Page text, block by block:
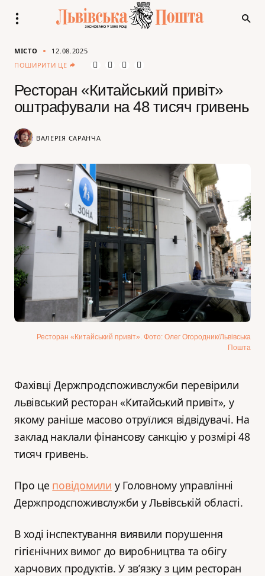
МІСТО
12.08.2025
ПОШИРИТИ ЦЕ
Ресторан «Китайський привіт»
оштрафували на 48 тисяч гривень
ВАЛЕРІЯ САРАНЧА
Ресторан «Китайський привіт». Фото: Олег Огородник/Львівська
Пошта
Фахівці Держпродспоживслужби перевірили
львівський ресторан «Китайський привіт», у
якому раніше масово отруїлися відвідувачі. На
заклад наклали фінансову санкцію у розмірі 48
тисяч гривень.
Про це повідомили у Головному управлінні
Держпродспоживслужби у Львівській області.
В ході інспектування виявили порушення
гігієнічних вимог до виробництва та обігу
харчових продуктів. У зв’язку з цим ресторан